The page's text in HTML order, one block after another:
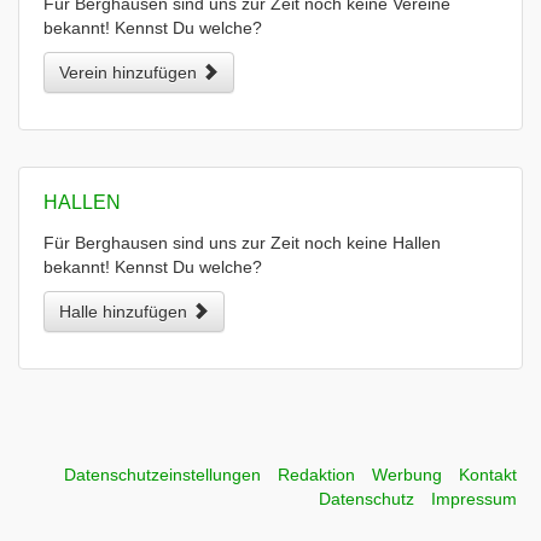
bekannt! Kennst Du welche?
Verein hinzufügen
HALLEN
Für Berghausen sind uns zur Zeit noch keine Hallen
bekannt! Kennst Du welche?
Halle hinzufügen
Datenschutzeinstellungen Redaktion Werbung
Kontakt
Datenschutz
Impressum